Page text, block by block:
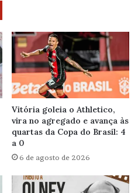
Vitória goleia o Athletico,
vira no agregado e avança às
quartas da Copa do Brasil: 4
a 0
6 de agosto de 2026